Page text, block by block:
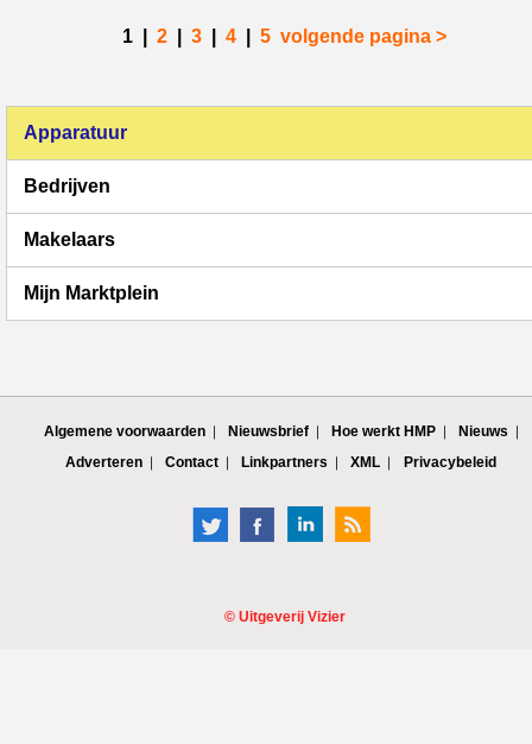
1 2 3 4 5 volgende pagina >
Apparatuur
Bedrijven
Makelaars
Mijn Marktplein
Algemene voorwaarden Nieuwsbrief Hoe werkt HMP
Nieuws
Adverteren
Contact Linkpartners XML Privacybeleid
© Uitgeverij Vizier